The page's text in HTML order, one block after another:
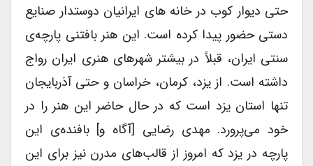
حتی دیوار کوب در خانه های ایرانیان دوستدار صنایع
دستی حضور پیدا کرده است. این هنر بافتنی پارچه‌ی
سنتی ایران، قبلاً در بیشتر شهرهای هنری ایران رواج
داشته است. از یزد، کرمان، خراسان و حتی آذربایجان
تنها استان یزد است که در حال حاضر این هنر را در
خود می‌پرورد. مهدی رضایی [آگاه و] بافنده‌ی این
پارچه در یزد که امروز از قالب‌های مدرن نیز برای این